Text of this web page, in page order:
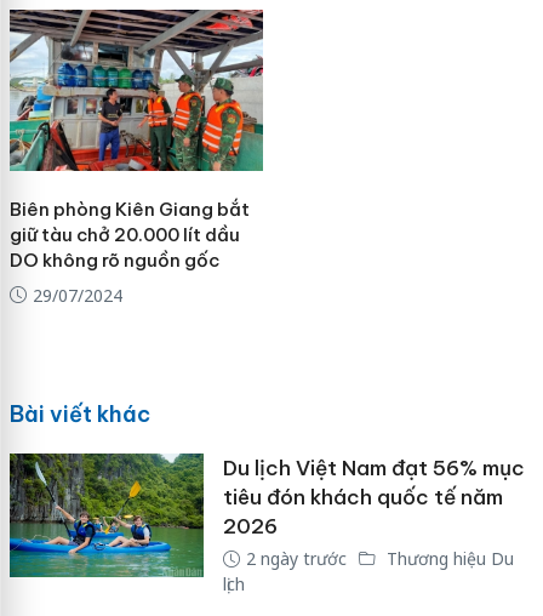
Biên phòng Kiên Giang bắt
giữ tàu chở 20.000 lít dầu
DO không rõ nguồn gốc
29/07/2024
Bài viết khác
Du lịch Việt Nam đạt 56% mục
tiêu đón khách quốc tế năm
2026
2 ngày trước
Thương hiệu Du
lịch